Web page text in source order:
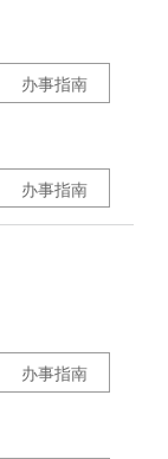
办事指南
办事指南
办事指南